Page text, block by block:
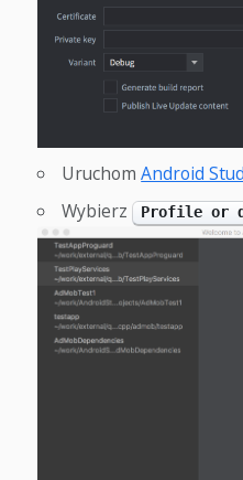
UruchomAndroid
Wybierz Profile or